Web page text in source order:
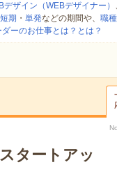
デザイン（WEBデザイナー）
短期 ・ 単発などの期間や、 職
ーのお仕事とは？とは？
タートアッ